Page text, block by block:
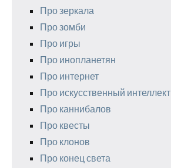
Про зеркала
Про зомби
Про игры
Про инопланетян
Про интернет
Про искусственный интеллект
Про каннибалов
Про квесты
Про клонов
Про конец света